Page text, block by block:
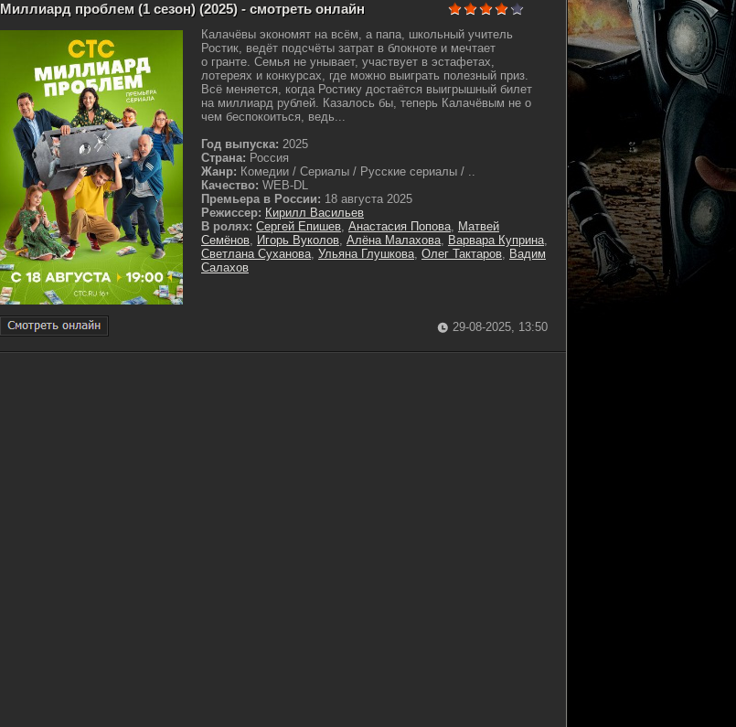
Миллиард проблем (1 сезон) (2025) - смотреть онлайн
Калачёвы экономят на всём, а папа, школьный учитель
Ростик, ведёт подсчёты затрат в блокноте и мечтает
о гранте. Семья не унывает, участвует в эстафетах,
лотереях и конкурсах, где можно выиграть полезный приз.
Всё меняется, когда Ростику достаётся выигрышный билет
на миллиард рублей. Казалось бы, теперь Калачёвым не о
чем беспокоиться, ведь...
Год выпуска: 2025
Страна: Россия
Жанр: Комедии / Сериалы / Русские сериалы / ..
Качество: WEB-DL
Премьера в России: 18 августа 2025
Режиссер: Кирилл Васильев
В ролях: Сергей Епишев, Анастасия Попова, Матвей
Семёнов, Игорь Вуколов, Алёна Малахова, Варвара Куприна,
Светлана Суханова, Ульяна Глушкова, Олег Тактаров, Вадим
Салахов
29-08-2025, 13:50